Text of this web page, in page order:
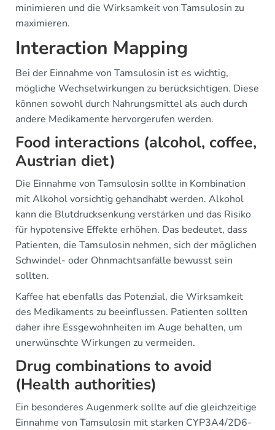
minimieren und die Wirksamkeit von Tamsulosin zu
maximieren.
Interaction Mapping
Bei der Einnahme von Tamsulosin ist es wichtig,
mögliche Wechselwirkungen zu berücksichtigen. Diese
können sowohl durch Nahrungsmittel als auch durch
andere Medikamente hervorgerufen werden.
Food interactions (alcohol, coffee,
Austrian diet)
Die Einnahme von Tamsulosin sollte in Kombination
mit Alkohol vorsichtig gehandhabt werden. Alkohol
kann die Blutdrucksenkung verstärken und das Risiko
für hypotensive Effekte erhöhen. Das bedeutet, dass
Patienten, die Tamsulosin nehmen, sich der möglichen
Schwindel- oder Ohnmachtsanfälle bewusst sein
sollten.
Kaffee hat ebenfalls das Potenzial, die Wirksamkeit
des Medikaments zu beeinflussen. Patienten sollten
daher ihre Essgewohnheiten im Auge behalten, um
unerwünschte Wirkungen zu vermeiden.
Drug combinations to avoid
(Health authorities)
Ein besonderes Augenmerk sollte auf die gleichzeitige
Einnahme von Tamsulosin mit starken CYP3A4/2D6-